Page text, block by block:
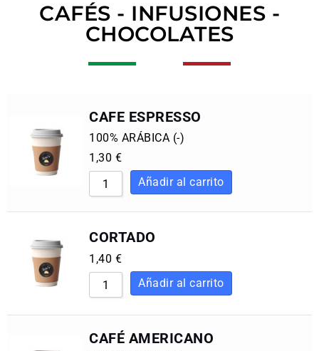
CAFÉS - INFUSIONES -
CHOCOLATES
CAFE ESPRESSO
100% ARÁBICA (-)
1,30 €
CORTADO
1,40 €
CAFÉ AMERICANO